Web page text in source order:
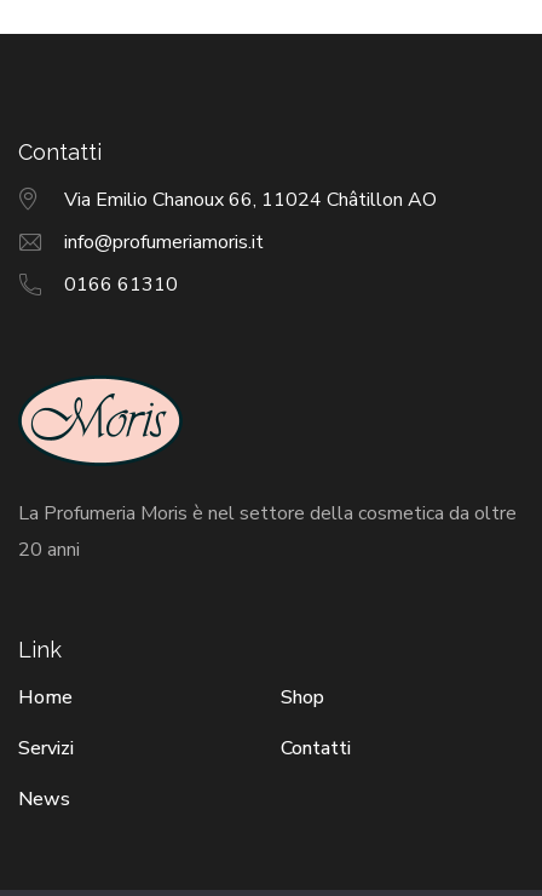
Contatti
Via Emilio Chanoux 66, 11024 Châtillon AO
info@profumeriamoris.it
0166 61310
La Profumeria Moris è nel settore della cosmetica da oltre
20 anni
Link
Home
Servizi
News
Shop
Contatti